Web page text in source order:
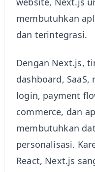
membutuhkan
dan terintegrasi.
Dengan Next.js,
dashboard,
login, payment
commerce, dan
membutuhkan
personalisasi.
React, Next.js